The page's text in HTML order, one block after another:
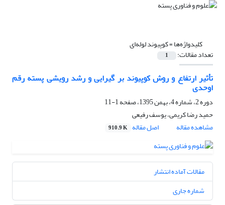
کلیدواژه‌ها =کوپیوند لوله‌ای
تعداد مقالات: 1
تأثیر ارتفاع و روش کوپیوند بر گیرایی و رشد رویشی پسته رقم
اوحدی
دوره 2، شماره 4، بهمن 1395، صفحه
1-11
حمید رضا کریمی، یوسف رفیعی
مشاهده مقاله
اصل مقاله 910.9 K
مقالات آماده انتشار
شماره جاری